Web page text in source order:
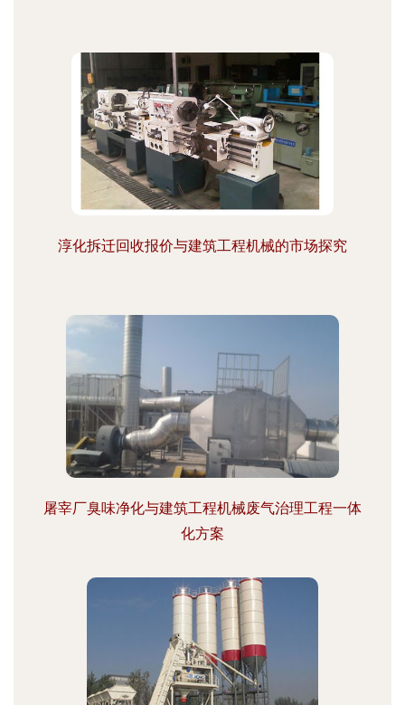
淳化拆迁回收报价与建筑工程机械的市场探究
屠宰厂臭味净化与建筑工程机械废气治理工程一体
化方案